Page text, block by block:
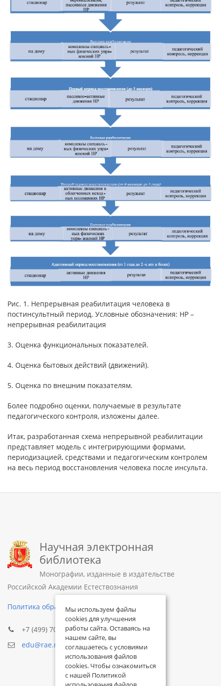
Рис. 1. Непрерывная реабилитация человека в
постинсультный период. Условные обозначения: НР –
непрерывная реабилитация
3. Оценка функциональных показателей.
4. Оценка бытовых действий (движений).
5. Оценка по внешним показателям.
Более подробно оценки, получаемые в результате
педагогического контроля, изложены далее.
Итак, разработанная схема непрерывной реабилитации
представляет модель с интегрирующими формами,
периодизацией, средствами и педагогическим контролем
на весь период восстановления человека после инсульта.
Научная электронная
библиотека
Монографии, изданные в издательстве
Российской Академии Естествознания
Политика обработки персональных данных
+7 (499) 705-72-30
edu@rae.ru
Мы используем файлы
cookies для улучшения
работы сайта. Оставаясь на
нашем сайте, вы
соглашаетесь с условиями
использования файлов
cookies. Чтобы ознакомиться
с нашей Политикой